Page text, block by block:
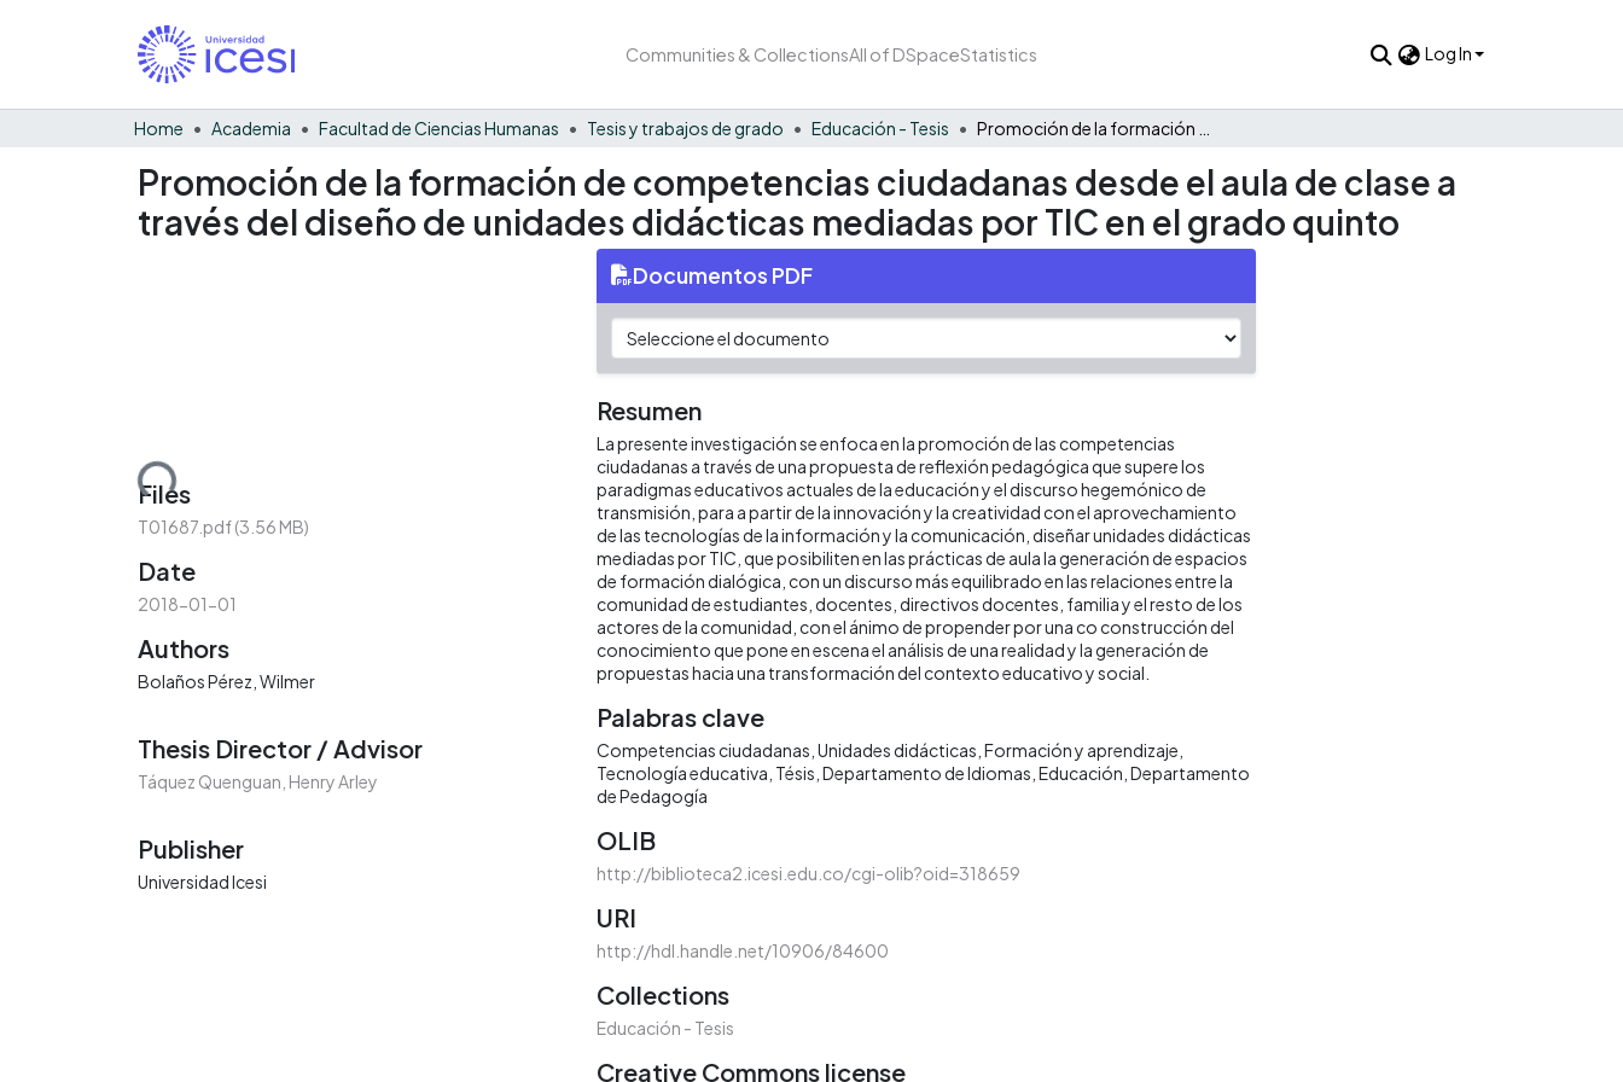
Communities & CollectionsAll of DSpaceStatistics Log In
Home Academia Facultad de Ciencias Humanas Tesis y trabajos de grado Educación - Tesis
Promoción de la formación de competencias ciudadanas desde el aula de clase a
través del diseño de unidades didácticas mediadas por TIC en el grado quinto
Loading...
Files
T01687.pdf(3.56 MB)
Date
2018-01-01
Authors
Bolaños Pérez, Wilmer
Thesis Director / Advisor
Táquez Quenguan, Henry Arley
Publisher
Universidad Icesi
Documentos PDF
Resumen
La presente investigación se enfoca en la promoción de las competencias
ciudadanas a través de una propuesta de reflexión pedagógica que supere los
paradigmas educativos actuales de la educación y el discurso hegemónico de
transmisión, para a partir de la innovación y la creatividad con el aprovechamiento
de las tecnologías de la información y la comunicación, diseñar unidades didácticas
mediadas por TIC, que posibiliten en las prácticas de aula la generación de espacios
de formación dialógica, con un discurso más equilibrado en las relaciones entre la
comunidad de estudiantes, docentes, directivos docentes, familia y el resto de los
actores de la comunidad, con el ánimo de propender por una co construcción del
conocimiento que pone en escena el análisis de una realidad y la generación de
propuestas hacia una transformación del contexto educativo y social.
Palabras clave
Competencias ciudadanas Unidades didácticas Formación y aprendizaje
Tecnología educativa Tésis Departamento de Idiomas Educación Departamento
de Pedagogía
OLIB
http://biblioteca2.icesi.edu.co/cgi-olib?oid=318659
URI
http://hdl.handle.net/10906/84600
Collections
Educación - Tesis
Creative Commons license